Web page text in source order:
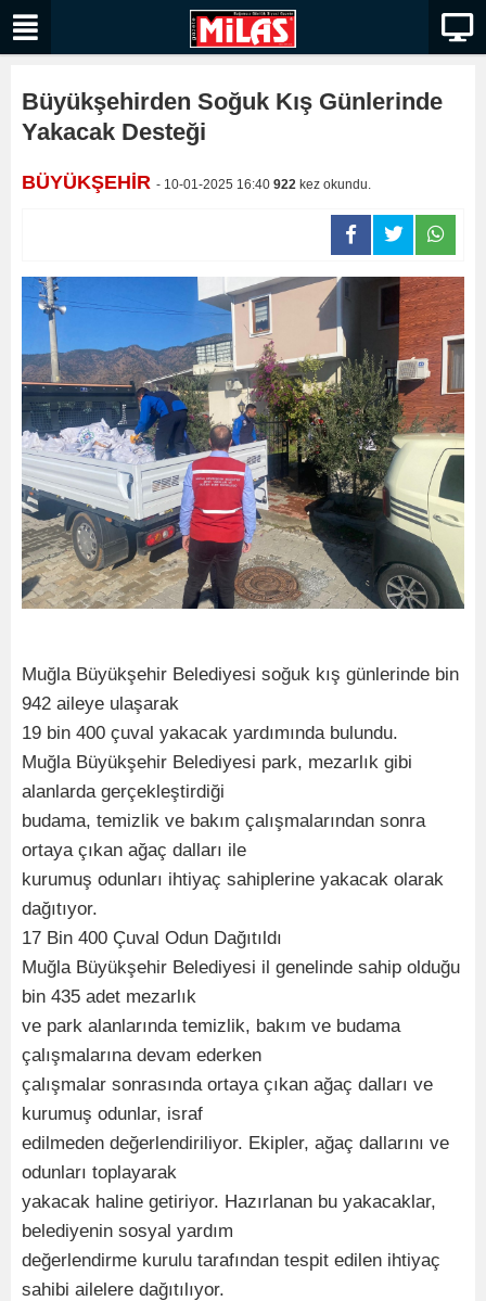
Büyükşehirden Soğuk Kış Günlerinde
Yakacak Desteği
BÜYÜKŞEHİR - 10-01-2025 16:40 922 kez okundu.
Muğla Büyükşehir Belediyesi soğuk kış günlerinde bin
942 aileye ulaşarak
19 bin 400 çuval yakacak yardımında bulundu.
Muğla Büyükşehir Belediyesi park, mezarlık gibi
alanlarda gerçekleştirdiği
budama, temizlik ve bakım çalışmalarından sonra
ortaya çıkan ağaç dalları ile
kurumuş odunları ihtiyaç sahiplerine yakacak olarak
dağıtıyor.
17 Bin 400 Çuval Odun Dağıtıldı
Muğla Büyükşehir Belediyesi il genelinde sahip olduğu
bin 435 adet mezarlık
ve park alanlarında temizlik, bakım ve budama
çalışmalarına devam ederken
çalışmalar sonrasında ortaya çıkan ağaç dalları ve
kurumuş odunlar, israf
edilmeden değerlendiriliyor. Ekipler, ağaç dallarını ve
odunları toplayarak
yakacak haline getiriyor. Hazırlanan bu yakacaklar,
belediyenin sosyal yardım
değerlendirme kurulu tarafından tespit edilen ihtiyaç
sahibi ailelere dağıtılıyor.